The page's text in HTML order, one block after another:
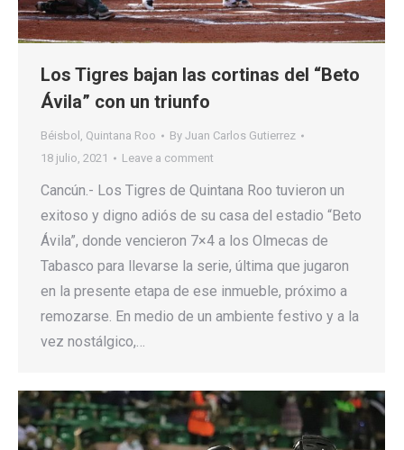
Los Tigres bajan las cortinas del “Beto
Ávila” con un triunfo
Béisbol , Quintana Roo By Juan Carlos Gutierrez
18 julio, 2021
Leave a comment
Cancún.- Los Tigres de Quintana Roo tuvieron un
exitoso y digno adiós de su casa del estadio “Beto
Ávila”, donde vencieron 7×4 a los Olmecas de
Tabasco para llevarse la serie, última que jugaron
en la presente etapa de ese inmueble, próximo a
remozarse. En medio de un ambiente festivo y a la
vez nostálgico,…